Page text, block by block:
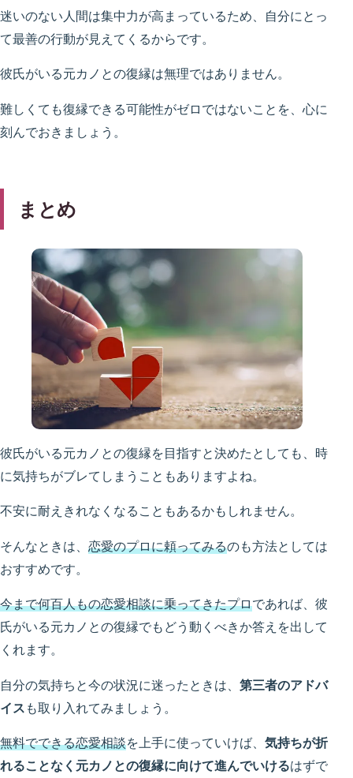
迷いのない人間は集中力が高まっているため、自分にとっ
て最善の行動が見えてくるからです。
彼氏がいる元カノとの復縁は無理ではありません。
難しくても復縁できる可能性がゼロではないことを、心に
刻んでおきましょう。
まとめ
彼氏がいる元カノとの復縁を目指すと決めたとしても、時
に気持ちがブレてしまうこともありますよね。
不安に耐えきれなくなることもあるかもしれません。
そんなときは、 恋愛のプロに頼ってみるのも方法としては
おすすめです。
今まで何百人もの恋愛相談に乗ってきたプロであれば、彼
氏がいる元カノとの復縁でもどう動くべきか答えを出して
くれます。
自分の気持ちと今の状況に迷ったときは、 第三者のアドバ
イス も取り入れてみましょう。
無料でできる恋愛相談を上手に使っていけば、 気持ちが折
れることなく元カノとの復縁に向けて進んでいけるはずで